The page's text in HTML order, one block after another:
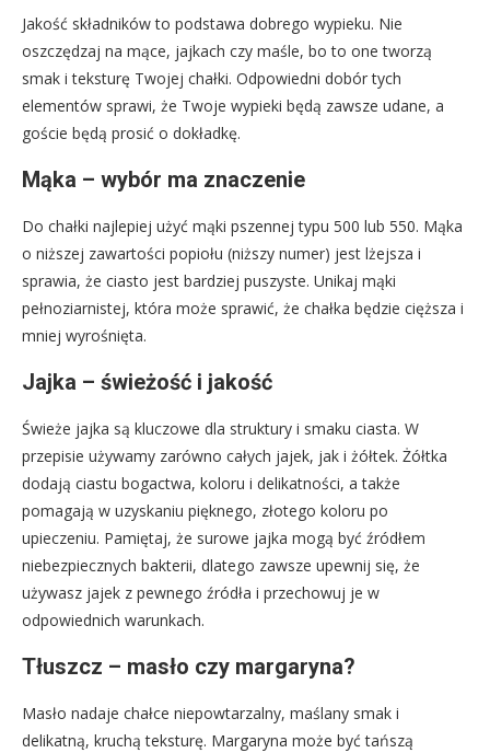
Jakość składników to podstawa dobrego wypieku. Nie
oszczędzaj na mące, jajkach czy maśle, bo to one tworzą
smak i teksturę Twojej chałki. Odpowiedni dobór tych
elementów sprawi, że Twoje wypieki będą zawsze udane, a
goście będą prosić o dokładkę.
Mąka – wybór ma znaczenie
Do chałki najlepiej użyć mąki pszennej typu 500 lub 550. Mąka
o niższej zawartości popiołu (niższy numer) jest lżejsza i
sprawia, że ciasto jest bardziej puszyste. Unikaj mąki
pełnoziarnistej, która może sprawić, że chałka będzie cięższa i
mniej wyrośnięta.
Jajka – świeżość i jakość
Świeże jajka są kluczowe dla struktury i smaku ciasta. W
przepisie używamy zarówno całych jajek, jak i żółtek. Żółtka
dodają ciastu bogactwa, koloru i delikatności, a także
pomagają w uzyskaniu pięknego, złotego koloru po
upieczeniu. Pamiętaj, że surowe jajka mogą być źródłem
niebezpiecznych bakterii, dlatego zawsze upewnij się, że
używasz jajek z pewnego źródła i przechowuj je w
odpowiednich warunkach.
Tłuszcz – masło czy margaryna?
Masło nadaje chałce niepowtarzalny, maślany smak i
delikatną, kruchą teksturę. Margaryna może być tańszą